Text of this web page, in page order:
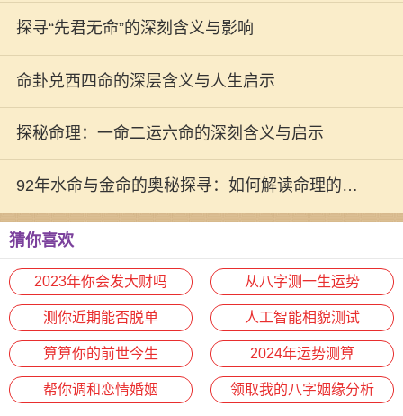
探寻“先君无命”的深刻含义与影响
命卦兑西四命的深层含义与人生启示
探秘命理：一命二运六命的深刻含义与启示
92年水命与金命的奥秘探寻：如何解读命理的深
刻内涵
猜你喜欢
2023年你会发大财吗 从八字测一生运势
测你近期能否脱单 人工智能相貌测试
算算你的前世今生 2024年运势测算
帮你调和恋情婚姻 领取我的八字姻缘分析